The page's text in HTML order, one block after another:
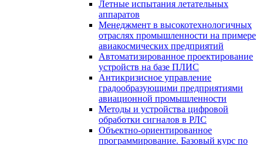
Летные испытания летательных
аппаратов
Менеджмент в высокотехнологичных
отраслях промышленности на примере
авиакосмических предприятий
Автоматизированное проектирование
устройств на базе ПЛИС
Антикризисное управление
градообразующими предприятиями
авиационной промышленности
Методы и устройства цифровой
обработки сигналов в РЛС
Объектно-ориентированное
программирование. Базовый курс по